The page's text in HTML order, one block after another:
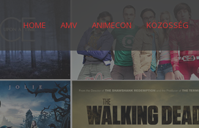
HOME AMV ANIMECON KÖZÖSSÉG